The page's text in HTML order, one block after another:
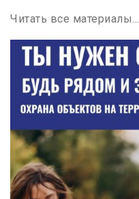
Читать все материалы…